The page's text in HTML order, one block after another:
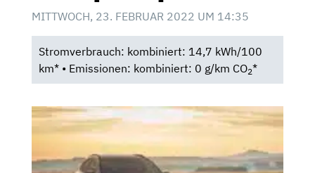
MITTWOCH, 23. FEBRUAR 2022 UM 14:35
Stromverbrauch: kombiniert: 14,7 kWh/100
km* • Emissionen: kombiniert: 0 g/km CO2*